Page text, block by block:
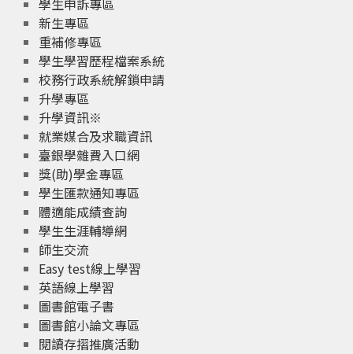
新生專區
重補修專區
學生學習歷程檔案系統
校務行政系統解鎖申請
升學專區
升學資訊※
就業媒合及求職資訊
臺銀學雜費入口網
獎(助)學金專區
學生匯款通知專區
體適能成績查詢
學生生涯輔導網
師生交流
Easy test線上學習
英語線上學習
圖書館電子書
圖書館小論文專區
閱讀存摺推廣活動